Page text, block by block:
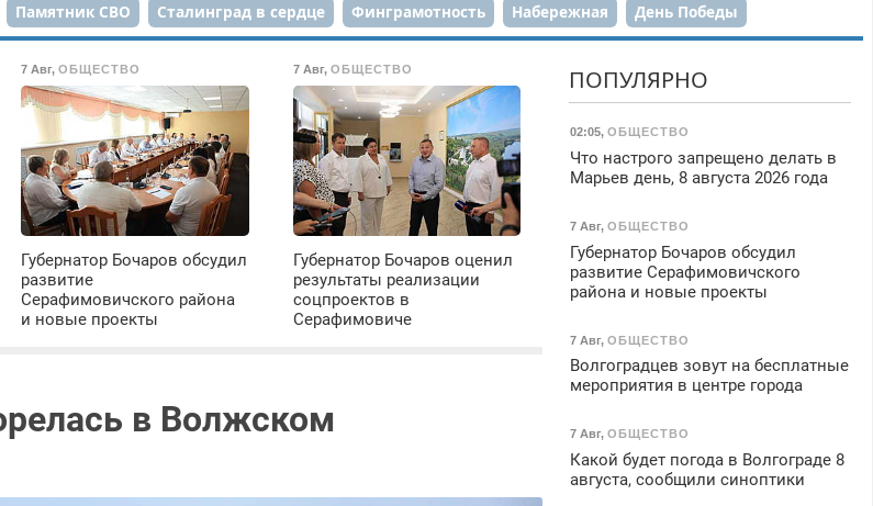
Памятник СВО Сталинград в сердце Финграмотность Набережная День Победы
80-летие Победы Парк Героев-летчиков
7 Авг,ОБЩЕСТВО
Губернатор Бочаров обсудил
развитие
Серафимовичского района
и новые проекты
7 Авг, ОБЩЕСТВО
Губернатор Бочаров оценил
результаты реализации
соцпроектов в
Серафимовиче
в Волжском
ПОПУЛЯРНО
02:05, ОБЩЕСТВО
Что настрого запрещено делать в
Марьев день, 8 августа 2026 года
7 Авг, ОБЩЕСТВО
Губернатор Бочаров обсудил
развитие Серафимовичского
района и новые проекты
7 Авг, ОБЩЕСТВО
Волгоградцев зовут на бесплатные
мероприятия в центре города
7 Авг, ОБЩЕСТВО
Какой будет погода в Волгограде 8
августа, сообщили синоптики